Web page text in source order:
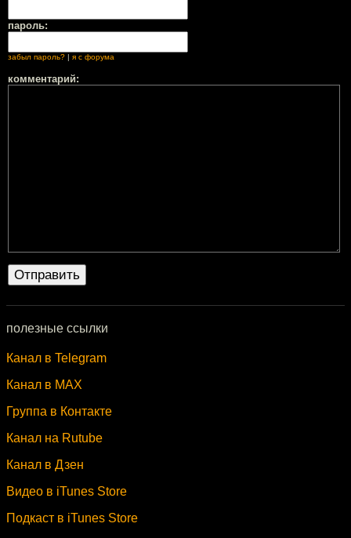
пароль:
забыл пароль? я с форума
комментарий:
полезные ссылки
Канал в Telegram
Канал в MAX
Группа в Контакте
Канал на Rutube
Канал в Дзен
Видео в iTunes Store
Подкаст в iTunes Store